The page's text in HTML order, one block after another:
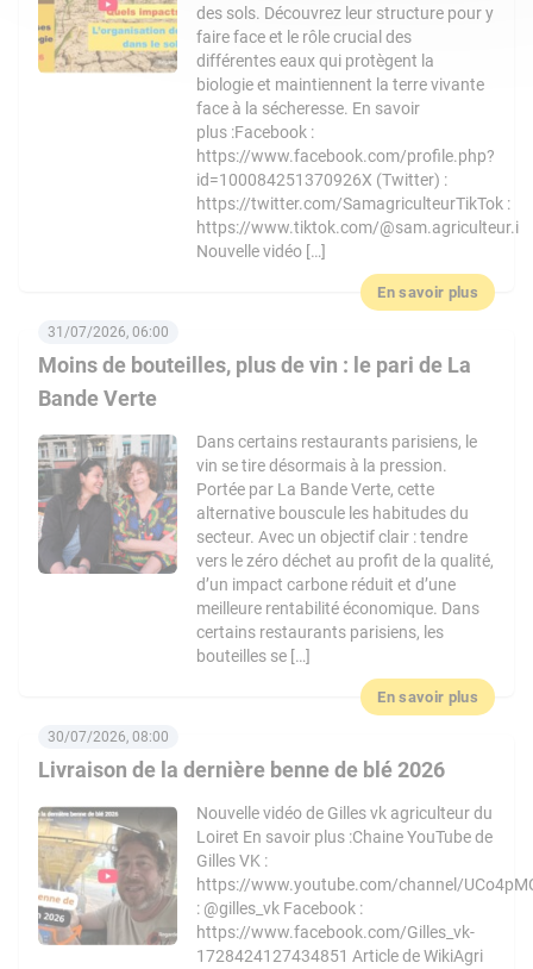
des sols. Découvrez leur structure pour y
faire face et le rôle crucial des
différentes eaux qui protègent la
biologie et maintiennent la terre vivante
face à la sécheresse. En savoir
plus :Facebook :
https://www.facebook.com/profile.php?
id=100084251370926X (Twitter) :
https://twitter.com/SamagriculteurTikTok :
https://www.tiktok.com/@sam.agriculteur.i
Nouvelle vidéo […]
En savoir plus
Moins de bouteilles, plus de vin : le pari de La
Bande Verte
31/07/2026, 06:00
Dans certains restaurants parisiens, le
vin se tire désormais à la pression.
Portée par La Bande Verte, cette
alternative bouscule les habitudes du
secteur. Avec un objectif clair : tendre
vers le zéro déchet au profit de la qualité,
d’un impact carbone réduit et d’une
meilleure rentabilité économique. Dans
certains restaurants parisiens, les
bouteilles se […]
En savoir plus
Livraison de la dernière benne de blé 2026
30/07/2026, 08:00
Nouvelle vidéo de Gilles vk agriculteur du
Loiret En savoir plus :Chaine YouTube de
Gilles VK :
https://www.youtube.com/channel/
: @gilles_vk Facebook :
https://www.facebook.com/Gilles_vk-
1728424127434851 Article de WikiAgri